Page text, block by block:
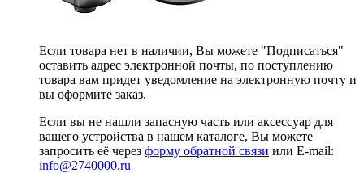
Если товара нет в наличии, Вы можете "Подписаться"
оставить адрес электронной почты, по поступлению
товара вам придет уведомление на электронную почту и
вы оформите заказ.
Если вы не нашли запасную часть или аксессуар для
вашего устройства в нашем каталоге, Вы можете
запросить её через форму обратной связи или E-mail:
info@2740000.ru